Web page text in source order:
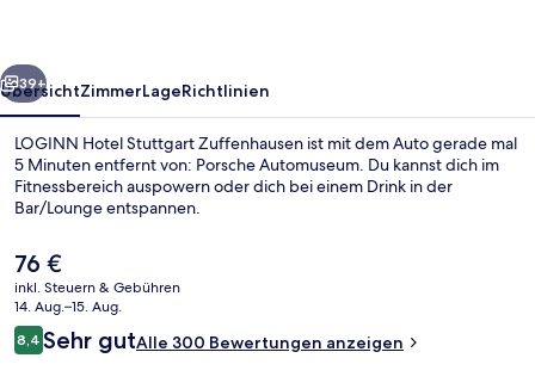
Tägliches Frühstücksbuffet gegen
Weiter
39+
ÜbersichtZimmerLageRichtlinien
LOGINN Hotel Stuttgart Zuffenhausen ist mit dem Auto gerade mal
5 Minuten entfernt von: Porsche Automuseum. Du kannst dich im
Fitnessbereich auspowern oder dich bei einem Drink in der
Bar/Lounge entspannen.
Der
aktuelle
Preis
beträgt
76 €.
76 €
inkl. Steuern & Gebühren
14. Aug.–15. Aug.
Bewertungen
8,48,4 von 10.
Sehr gutAlle 300 Bewertungen anzeigen